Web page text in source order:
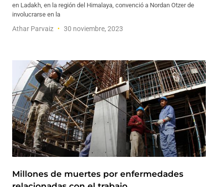
en Ladakh, en la región del Himalaya, convenció a Nordan Otzer de
involucrarse en la
Athar Parvaiz 30 noviembre, 2023
Millones de muertes por enfermedades